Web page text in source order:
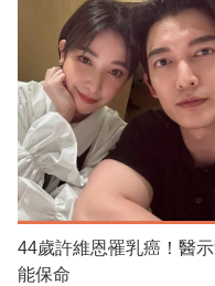
44歲許維恩罹乳癌！醫
能保命